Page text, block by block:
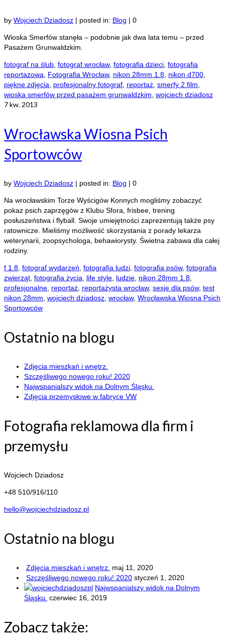
by Wojciech Dziadosz | posted in: Blog | 0
Wioska Smerfów stanęła – podobnie jak dwa lata temu – przed
Pasażem Grunwaldzkim.
fotograf na ślub fotograf wrocław, fotografia dzieci fotografia
reportażowa
Fotografia Wrocław, nikon 28mm 1.8 nikon d700
piękne zdjęcia
profesjonalny fotograf reportaż smerfy 2 film
wioska smerfów przed pasażem grunwaldzkim wojciech dziadosz
7kw. 2013
Wrocławska Wiosna Psich
Sportowców
by Wojciech Dziadosz | posted in: Blog | 0
Na wrocławskim Torze Wyścigów Konnych mogliśmy zobaczyć
pokaz psich zaprzęgów z Klubu Sfora, frisbee, trening
posłuszeństwa i flyball. Swoje umiejętności zaprezentują także psy
ratownicze. Mieliśmy możliwość skorzystania z porady lekarza
weterynarii, zoopsychologa, behawiorysty. Świetna zabawa dla całej
rodziny.
f 1.8 fotograf wydarzeń fotografia ludzi fotografia psów, fotografia
zwierząt fotografia życia life style ludzie nikon 28mm 1.8
profesjonalne reportaż reportażysta wrocław, sesje dla psów, test
nikon 28mm wojciech dziadosz wrocław, Wrocławska Wiosna Psich
Sportowców
Ostatnio na blogu
Zdjęcia mieszkań i wnętrz.
Szczęśliwego nowego roku! 2020
Najwspanialszy widok na Dolnym Śląsku.
Zdjęcia przemysłowe w fabryce VW
Fotografia reklamowa dla firm i
przemysłu
Wojciech Dziadosz
+48 510/916/110
hello@wojciechdziadosz.pl
Ostatnio na blogu
Zdjęcia mieszkań i wnętrz. maj 11, 2020
Szczęśliwego nowego roku! 2020 styczeń 1, 2020
Najwspanialszy widok na Dolnym
Śląsku. czerwiec 16, 2019
Zobacz także: